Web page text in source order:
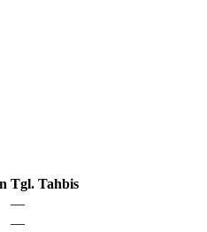
Tgl. Tahbis
—
—